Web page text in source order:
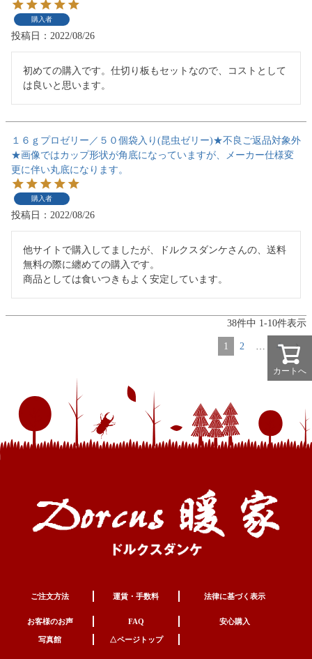
購入者
投稿日 2022/08/26
初めての購入です。仕切り板もセットなので、コストとして
は良いと思います。
１６ｇプロゼリー／５０個袋入り(昆虫ゼリー)★不良ご返品対象外
★画像ではカップ形状が角底になっていますが、メーカー仕様変
更に伴い丸底になります。
購入者
投稿日 2022/08/26
他サイトで購入してましたが、ドルクスダンケさんの、送料
無料の際に纏めての購入です。
商品としては食いつきもよく安定しています。
38件中 1-10件表示
1 2 … 4
ご注文方法 運賃・手数料 法律に基づく表示
お客様のお声 FAQ 安心購入
写真館 △ページトップ
カートへ